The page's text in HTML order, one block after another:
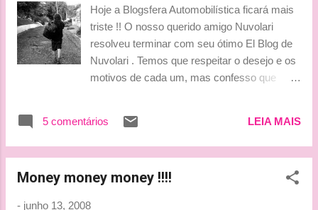
nos deu vários conselhos sobre ele. Nunca
vou esquecer do seu texto , descrevendo o
valor de um casco (capacete) e falando
sobre o seu... Também, não esquecerei da
charge mais maravilhosa, que Jenson Button
maFIA nos farão muita falta. Acho que na
De qualquer forma sei que o senhor não...
Hoje a Blogsfera Automobilística ficará mais
triste !! O nosso querido amigo Nuvolari
resolveu terminar com seu ótimo El Blog de
Nuvolari . Temos que respeitar o desejo e os
motivos de cada um, mas confesso que
diversão!! O Nuvolari nos ajudou muito,
assim com outros queridos blogueiros, no
por isso queremos dizer a ele : um Muito
5 comentários LEIA MAIS
Money money money !!!!
- junho 13, 2008